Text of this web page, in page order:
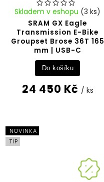
SRAM GX Eagle
Transmission E-Bike
Groupset Brose 36T 165
mm | USB-C
Skladem v eshopu (3 ks)
24 450 Kč / ks
Do košíku
NOVINKA
TIP